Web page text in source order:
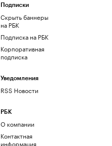
Подписки
Скрыть баннеры
на РБК
Подписка на РБК
Корпоративная
подписка
Уведомления
RSS Новости
РБК
О компании
Контактная
информация